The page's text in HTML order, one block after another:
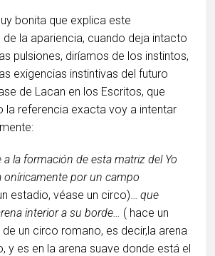
bonita que explica este
la apariencia, cuando deja intacto
pulsiones, diríamos de los instintos,
exigencias instintivas del futuro
de Lacan en los Escritos, que
la referencia exacta voy a intentar
a la formación de esta matriz del Yo
oníricamente por un campo
estadio, véase un circo)…que
interior a su borde… ( hace un
un circo romano, es decir,la arena
y es en la arena suave donde está el